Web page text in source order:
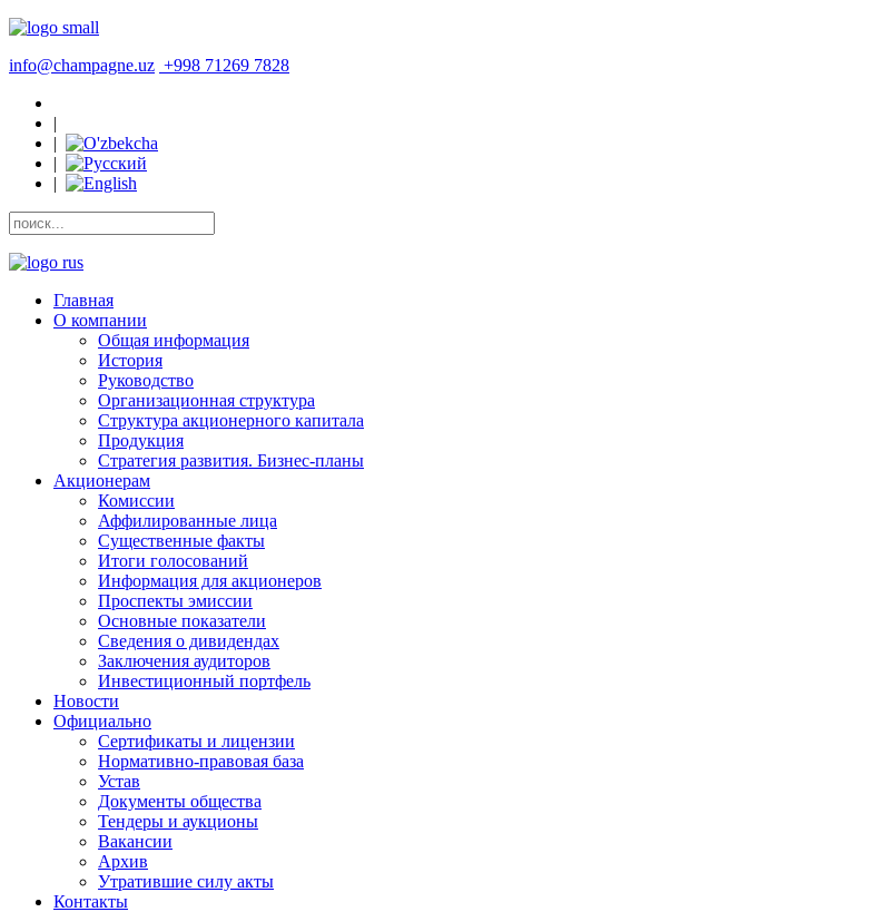
info@champagne.uz +998 71269 7828
|
|
|
|
Главная
О компании
Общая информация
История
Руководство
Организационная структура
Структура акционерного капитала
Продукция
Стратегия развития. Бизнес-планы
Акционерам
Комиссии
Аффилированные лица
Существенные факты
Итоги голосований
Информация для акционеров
Проспекты эмиссии
Основные показатели
Сведения о дивидендах
Заключения аудиторов
Инвестиционный портфель
Новости
Официально
Сертификаты и лицензии
Нормативно-правовая база
Устав
Документы общества
Тендеры и аукционы
Вакансии
Архив
Утратившие силу акты
Контакты